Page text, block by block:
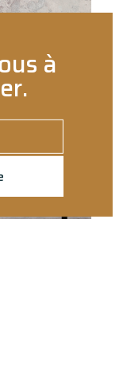
à